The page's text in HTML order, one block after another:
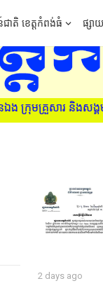
រ និងសង្គម
ជាតិ ខេត្តកំពង់ធំ ផ្សា
2 days ago